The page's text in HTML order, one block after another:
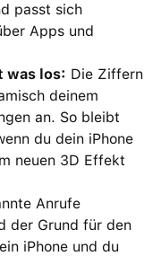
passt sich
Apps und
was los: Die Ziffern
deinem
an. So bleibt
du dein iPhone
neuen 3D Effekt
Anrufe
der Grund für den
iPhone und du